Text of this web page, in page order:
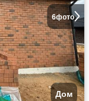
6фото
Дом